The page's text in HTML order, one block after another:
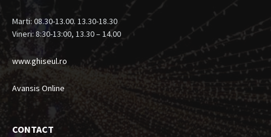
Marti: 08.30-13.00. 13.30-18.30
Vineri: 8:30-13:00, 13.30 – 14.00
www.ghiseul.ro
Avansis Online
CONTACT